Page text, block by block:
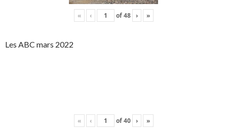
« ‹ of48 › »
Les ABC mars 2022
« ‹ of40 › »